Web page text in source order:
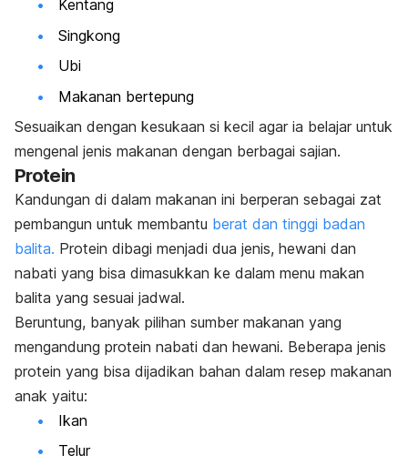
Kentang
Singkong
Ubi
Makanan bertepung
Sesuaikan dengan kesukaan si kecil agar ia belajar untuk
mengenal jenis makanan dengan berbagai sajian.
Protein
Kandungan di dalam makanan ini berperan sebagai zat
pembangun untuk membantu berat dan tinggi badan
balita. Protein dibagi menjadi dua jenis, hewani dan
nabati yang bisa dimasukkan ke dalam menu makan
balita yang sesuai jadwal.
Beruntung, banyak pilihan sumber makanan yang
mengandung protein nabati dan hewani. Beberapa jenis
protein yang bisa dijadikan bahan dalam resep makanan
anak yaitu:
Ikan
Telur